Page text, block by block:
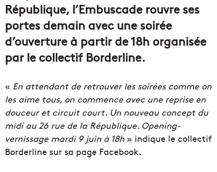
République, l’Embuscade rouvre ses
portes demain avec une soirée
d’ouverture à partir de 18h organisée
par le collectif Borderline.
« En attendant de retrouver les soirées comme on
les aime tous, on commence avec une reprise en
douceur et circuit court. Un nouveau concept du
midi au 26 rue de la République. Opening-
vernissage mardi 9 juin à 18h » indique le collectif
Borderline sur sa page Facebook.